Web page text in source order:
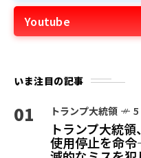
Youtube
いま注目の記事
01 トランプ大統領 5
トランプ大統
使用停止を命